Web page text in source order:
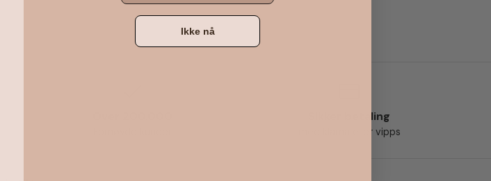
Sikker betaling
med klarna eller vipps
Ikke nå